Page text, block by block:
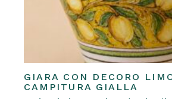
REQUEST AQuesto
prodotto
GIARA CON DECORO
CAMPITURA GIALLA